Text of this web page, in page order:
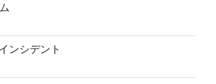
ンシデント